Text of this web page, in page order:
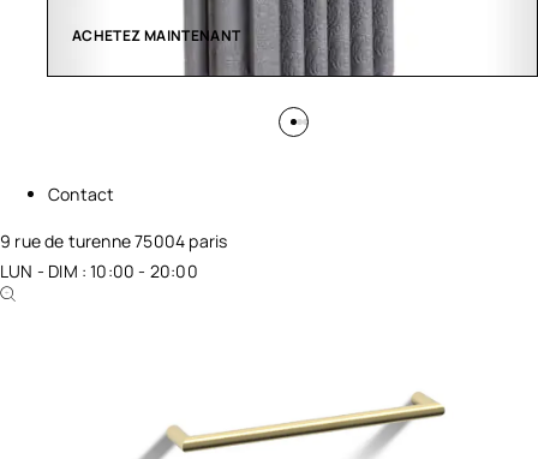
ACHETEZ MAINTENANT
Contact
9 rue de turenne 75004 paris
LUN - DIM : 10:00 - 20:00